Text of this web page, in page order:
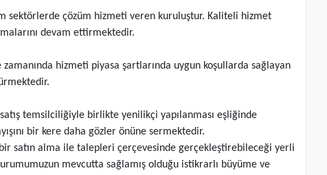
sektörlerde çözüm hizmeti veren kuruluştur. Kaliteli hizmet
devam ettirmektedir.
hizmeti piyasa şartlarında uygun koşullarda sağlayan
temsilciliğiyle birlikte yenilikçi yapılanması eşliğinde
bir kere daha gözler önüne sermektedir.
satın alma ile talepleri çerçevesinde gerçekleştirebileceği yerli
mevcutta sağlamış olduğu istikrarlı büyüme ve